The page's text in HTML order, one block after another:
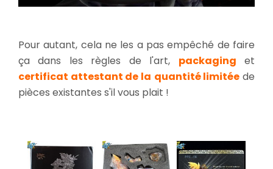
Pour autant, cela ne les a pas empêché de faire
ça dans les règles de l'art, packaging et
certificat attestant de la quantité limitée de
pièces existantes s'il vous plait !